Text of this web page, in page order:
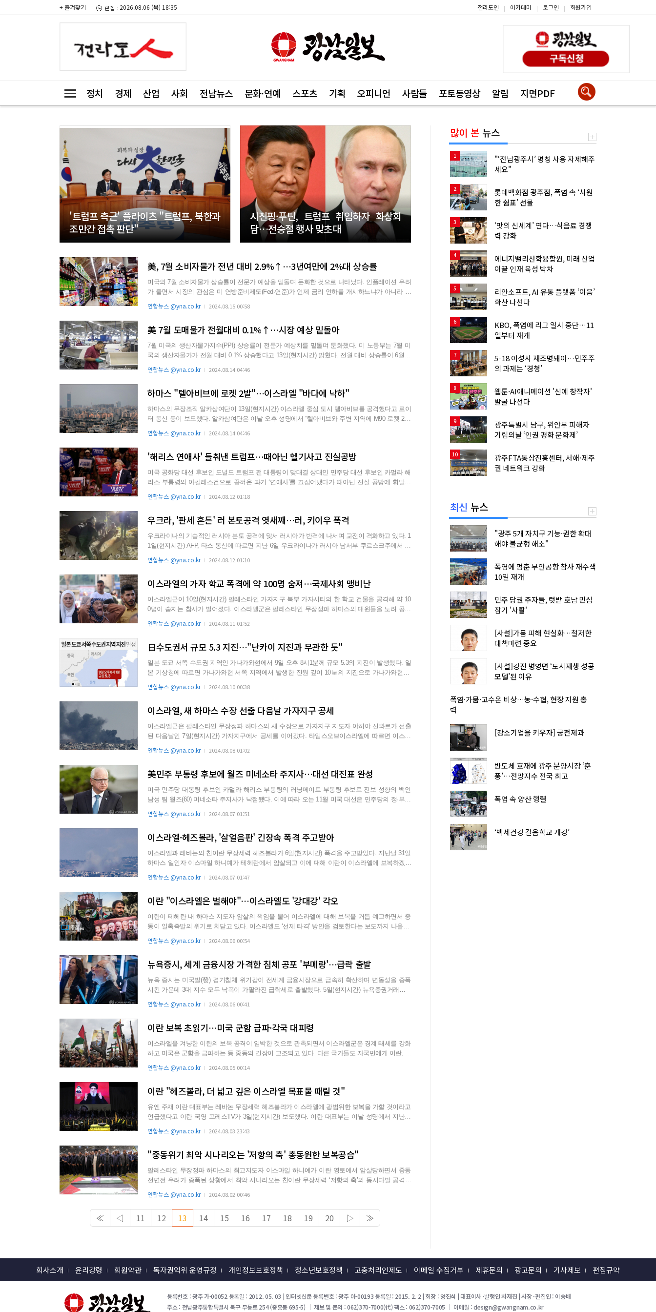
+ 즐겨찾기 2026.08.06 (목) 18:35 전라도인 | 아카데미 | 로그인 | 회원가입
정치 경제 산업 사회 전남뉴스 문화·연예 스포츠 기획 오피니언 사람들 포토동영상 알림 지면PDF
'트럼프 측근' 플라이츠 "트럼프, 북한과
조만간 접촉 판단"
시진핑·푸틴, 트럼프 취임하자 화상회
담…전승절 행사 맞초대
美, 7월 소비자물가 전년 대비 2.9%↑…3년여만에 2%대 상승률
미국의 7월 소비자물가 상승률이 전문가 예상을 밑돌며 둔화한 것으로 나타났다. 인플레이션 우려
가 줄면서 시장의 관심은 미 연방준비제도(Fed·연준)가 언제 금리 인하를 개시하느냐가 아니라 얼
연합뉴스 @yna.co.kr 2024.08.15 00:58
美 7월 도매물가 전월대비 0.1%↑…시장 예상 밑돌아
7월 미국의 생산자물가지수(PPI) 상승률이 전문가 예상치를 밑돌며 둔화했다. 미 노동부는 7월 미
국의 생산자물가가 전월 대비 0.1% 상승했다고 13일(현지시간) 밝혔다. 전월 대비 상승률이 6월(0.
연합뉴스 @yna.co.kr 2024.08.14 04:46
하마스 "텔아비브에 로켓 2발"…이스라엘 "바다에 낙하"
하마스의 무장조직 알카삼여단이 13일(현지시간) 이스라엘 중심 도시 텔아비브를 공격했다고 로이
터 통신 등이 보도했다. 알카삼여단은 이날 오후 성명에서 “텔아비브와 주변 지역에 M90 로켓 2발
연합뉴스 @yna.co.kr 2024.08.14 04:46
'해리스 연애사' 들춰낸 트럼프…때아닌 헬기사고 진실공방
미국 공화당 대선 후보인 도널드 트럼프 전 대통령이 맞대결 상대인 민주당 대선 후보인 카멀라 해
리스 부통령의 아킬레스건으로 꼽혀온 과거 ‘연애사’를 끄집어냈다가 때아닌 진실 공방에 휘말렸
연합뉴스 @yna.co.kr 2024.08.12 01:18
우크라, '판세 흔든' 러 본토공격 엿새째…러, 키이우 폭격
우크라이나의 기습적인 러시아 본토 공격에 맞서 러시아가 반격에 나서며 교전이 격화하고 있다. 1
1일(현지시간) AFP, 타스 통신에 따르면 지난 6일 우크라이나가 러시아 남서부 쿠르스크주에서 국
연합뉴스 @yna.co.kr 2024.08.12 01:10
이스라엘의 가자 학교 폭격에 약 100명 숨져…국제사회 맹비난
이스라엘군이 10일(현지시간) 팔레스타인 가자지구 북부 가자시티의 한 학교 건물을 공격해 약 10
0명이 숨지는 참사가 벌어졌다. 이스라엘군은 팔레스타인 무장정파 하마스의 대원들을 노려 공습
연합뉴스 @yna.co.kr 2024.08.11 01:52
日수도권서 규모 5.3 지진…"난카이 지진과 무관한 듯"
일본 도쿄 서쪽 수도권 지역인 가나가와현에서 9일 오후 8시1분께 규모 5.3의 지진이 발생했다. 일
본 기상청에 따르면 가나가와현 서쪽 지역에서 발생한 진원 깊이 10㎞의 지진으로 가나가와현 일
연합뉴스 @yna.co.kr 2024.08.10 00:38
이스라엘, 새 하마스 수장 선출 다음날 가자지구 공세
이스라엘군은 팔레스타인 무장정파 하마스의 새 수장으로 가자지구 지도자 야히야 신와르가 선출
된 다음날인 7일(현지시간) 가자지구에서 공세를 이어갔다. 타임스오브이스라엘에 따르면 이스라
연합뉴스 @yna.co.kr 2024.08.08 01:02
美민주 부통령 후보에 월즈 미네소타 주지사…대선 대진표 완성
미국 민주당 대통령 후보인 카멀라 해리스 부통령의 러닝메이트 부통령 후보로 진보 성향의 백인
남성 팀 월즈(60) 미네소타 주지사가 낙점됐다. 이에 따라 오는 11월 미국 대선은 민주당의 정·부통
연합뉴스 @yna.co.kr 2024.08.07 01:51
이스라엘·헤즈볼라, '살얼음판' 긴장속 폭격 주고받아
이스라엘과 레바논의 친이란 무장세력 헤즈볼라가 6일(현지시간) 폭격을 주고받았다. 지난달 31일
하마스 일인자 이스마일 하니예가 테헤란에서 암살되고 이에 대해 이란이 이스라엘에 보복하겠다
연합뉴스 @yna.co.kr 2024.08.07 01:47
이란 "이스라엘은 벌해야"…이스라엘도 '강대강' 각오
이란이 테헤란 내 하마스 지도자 암살의 책임을 물어 이스라엘에 대해 보복을 거듭 예고하면서 중
동이 일촉즉발의 위기로 치닫고 있다. 이스라엘도 ‘선제 타격’ 방안을 검토한다는 보도까지 나올 만
연합뉴스 @yna.co.kr 2024.08.06 00:54
뉴욕증시, 세계 금융시장 가격한 침체 공포 '부메랑'…급락 출발
뉴욕 증시는 미국발(發) 경기침체 위기감이 전세계 금융시장으로 급속히 확산하며 변동성을 증폭
시킨 가운데 3대 지수 모두 낙폭이 가팔라진 급락세로 출발했다. 5일(현지시간) 뉴욕증권거래소(N
연합뉴스 @yna.co.kr 2024.08.06 00:41
이란 보복 초읽기…미국 군함 급파·각국 대피령
이스라엘을 겨냥한 이란의 보복 공격이 임박한 것으로 관측되면서 이스라엘군은 경계 태세를 강화
하고 미국은 군함을 급파하는 등 중동의 긴장이 고조되고 있다. 다른 국가들도 자국민에게 이란, 레
연합뉴스 @yna.co.kr 2024.08.05 00:14
이란 "헤즈볼라, 더 넓고 깊은 이스라엘 목표물 때릴 것"
유엔 주재 이란 대표부는 레바논 무장세력 헤즈볼라가 이스라엘에 광범위한 보복을 가할 것이라고
언급했다고 이란 국영 프레스TV가 3일(현지시간) 보도했다. 이란 대표부는 이날 성명에서 지난달
연합뉴스 @yna.co.kr 2024.08.03 23:43
"중동위기 최악 시나리오는 '저항의 축' 총동원한 보복공습"
팔레스타인 무장정파 하마스의 최고지도자 이스마일 하니예가 이란 영토에서 암살당하면서 중동
전면전 우려가 증폭된 상황에서 최악 시나리오는 친이란 무장세력 ‘저항의 축’의 동시다발 공격이
연합뉴스 @yna.co.kr 2024.08.02 00:46
≪ ◁ 11 12 13 14 15 16 17 18 19 20 ▷ ≫
많이 본 뉴스
1
"‘전남광주시’ 명칭 사용 자제해주
세요"
2
롯데백화점 광주점, 폭염 속 ‘시원
한 쉼표’ 선물
3
‘맛의 신세계’ 연다…식음료 경쟁
력 강화
4
에너지밸리산학융합원, 미래 산업
이끌 인재 육성 박차
5
리안소프트, AI 유통 플랫폼 ‘이음’
확산 나선다
6
KBO, 폭염에 리그 일시 중단…11
일부터 재개
7
5·18 여성사 재조명돼야…민주주
의 과제는 ‘경청’
8
웹툰·AI애니메이션 '신예 창작자'
발굴 나선다
9
광주특별시 남구, 위안부 피해자
기림의날 ‘인권 평화 문화제’
10
광주FTA통상진흥센터, 서해·제주
권 네트워크 강화
최신 뉴스
"광주 5개 자치구 기능·권한 확대
해야 불균형 해소"
폭염에 멈춘 무안공항 참사 재수색
10일 재개
민주 당권 주자들, 텃밭 호남 민심
잡기 '사활'
[사설]가뭄 피해 현실화…철저한
대책마련 중요
[사설]강진 병영면 ‘도시재생 성공
모델’된 이유
폭염·가뭄·고수온 비상…농·수협, 현장 지원 총
력
[강소기업을 키우자] 궁전제과
반도체 호재에 광주 분양시장 ‘훈
풍’…전망지수 전국 최고
폭염 속 양산 행렬
‘백세건강 걸음학교 개강’
회사소개 윤리강령 회원약관 독자권익위 운영규정 개인정보보호정책 청소년보호정책 고충처리인제도 이메일 수집거부 제휴문의 광고문의 기사제보 편집규약
등록번호 : 광주 가-00052 등록일 : 2012. 05. 03 | 인터넷신문 등록번호 : 광주 아-00193 등록일 : 2015. 2. 2 | 회장 : 양진석 | 대표이사 ·발행인 차재진 | 사장 ·편집인 : 이승배
주소 : 전남광주통합특별시 북구 무등로 254 (중흥동 695-5) ｜ 제보 및 문의 : 062)370-7000(代) 팩스 : 062)370-7005 ｜ 이메일 : design@gwangnam.co.kr